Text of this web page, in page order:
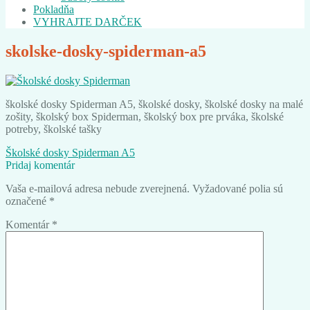
Pokladňa
VYHRAJTE DARČEK
skolske-dosky-spiderman-a5
školské dosky Spiderman A5, školské dosky, školské dosky na malé
zošity, školský box Spiderman, školský box pre prváka, školské
potreby, školské tašky
Navigácia
v
článku
Predchádzajúci
článok:
Školské dosky Spiderman A5
Pridaj komentár
Vaša e-mailová adresa nebude zverejnená. Vyžadované polia sú
označené *
Komentár *